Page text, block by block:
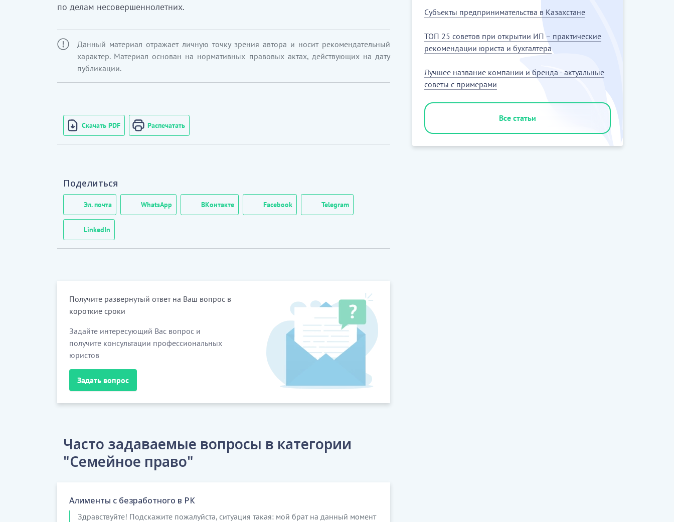
по делам несовершеннолетних.
Данный материал отражает личную точку зрения автора и носит рекомендательный
характер. Материал основан на нормативных правовых актах, действующих на дату
публикации.
Скачать PDF Распечатать
Поделиться
Эл. почта WhatsApp ВКонтакте Facebook Telegram
LinkedIn
Получите развернутый ответ на Ваш вопрос в
короткие сроки
Задайте интересующий Вас вопрос и
получите консультации профессиональных
юристов
Задать вопрос
Часто задаваемые вопросы в категории
"Семейное право"
Алименты с безработного в РК
Здравствуйте! Подскажите пожалуйста, ситуация такая: мой брат на данный момент
Субъекты предпринимательства в Казахстане
ТОП 25 советов при открытии ИП – практические
рекомендации юриста и бухгалтера
Лучшее название компании и бренда - актуальные
советы с примерами
Все статьи